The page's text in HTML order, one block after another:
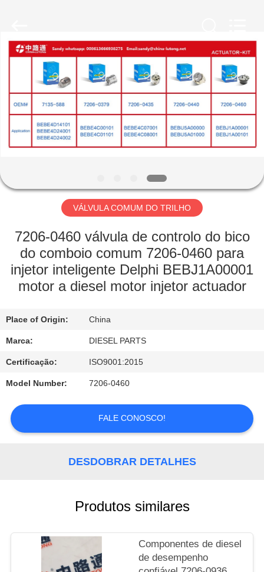
CASA
PRODUTOS
SOBRE
EXCURSÃO
FÁBRICA
CONTROLE
DA
CONTACTE-
NOS
NOTÍCIA
PEÇA
DO
Developed
ECER
VÁLVULA COMUM DO TRILHO
7206-0460 válvula de controlo do bico
do comboio comum 7206-0460 para
injetor inteligente Delphi BEBJ1A00001
motor a diesel motor injetor actuador
Place of Origin: China
Marca: DIESEL PARTS
Certificação: ISO9001:2015
Model Number: 7206-0460
FALE CONOSCO!
DESDOBRAR DETALHES
Produtos similares
Componentes de diesel
de desempenho